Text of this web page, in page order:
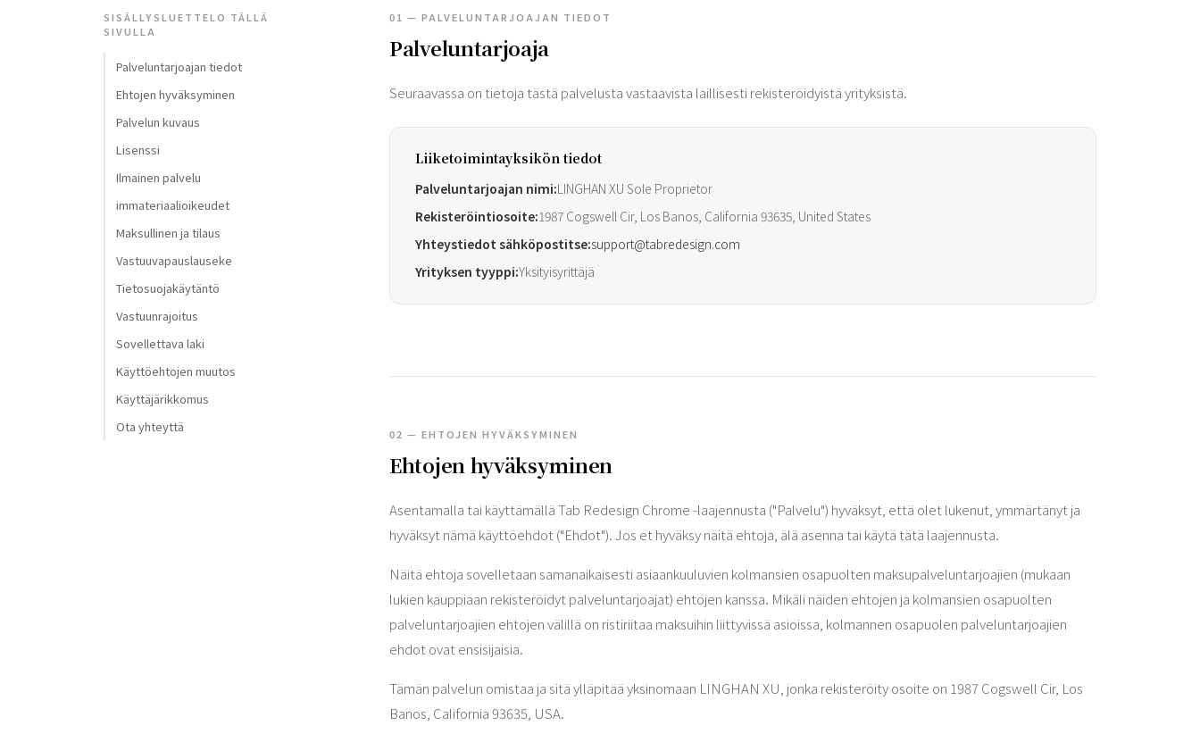
SISÄLLYSLUETTELO TÄLLÄ
SIVULLA
Palveluntarjoajan tiedot
Ehtojen hyväksyminen
Palvelun kuvaus
Lisenssi
Ilmainen palvelu
immateriaalioikeudet
Maksullinen ja tilaus
Vastuuvapauslauseke
Tietosuojakäytäntö
Vastuunrajoitus
Sovellettava laki
Käyttöehtojen muutos
Käyttäjärikkomus
Ota yhteyttä
01 — PALVELUNTARJOAJAN TIEDOT
Palveluntarjoaja
Seuraavassa on tietoja tästä palvelusta vastaavista laillisesti rekisteröidyistä yrityksistä.
Liiketoimintayksikön tiedot
Palveluntarjoajan nimi:LINGHAN XU Sole Proprietor
Rekisteröintiosoite:1987 Cogswell Cir, Los Banos, California 93635, United States
Yhteystiedot sähköpostitse:support@tabredesign.com
Yrityksen tyyppi:Yksityisyrittäjä
02 — EHTOJEN HYVÄKSYMINEN
Ehtojen hyväksyminen
Asentamalla tai käyttämällä Tab Redesign Chrome -laajennusta ("Palvelu") hyväksyt, että olet lukenut, ymmärtänyt ja
hyväksyt nämä käyttöehdot ("Ehdot"). Jos et hyväksy näitä ehtoja, älä asenna tai käytä tätä laajennusta.
Näitä ehtoja sovelletaan samanaikaisesti asiaankuuluvien kolmansien osapuolten maksupalveluntarjoajien (mukaan
lukien kauppiaan rekisteröidyt palveluntarjoajat) ehtojen kanssa. Mikäli näiden ehtojen ja kolmansien osapuolten
palveluntarjoajien ehtojen välillä on ristiriitaa maksuihin liittyvissä asioissa, kolmannen osapuolen palveluntarjoajien
ehdot ovat ensisijaisia.
Tämän palvelun omistaa ja sitä ylläpitää yksinomaan LINGHAN XU, jonka rekisteröity osoite on 1987 Cogswell Cir, Los
Banos, California 93635, USA.